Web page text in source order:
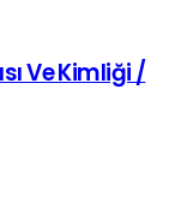
Ve Kimliği /